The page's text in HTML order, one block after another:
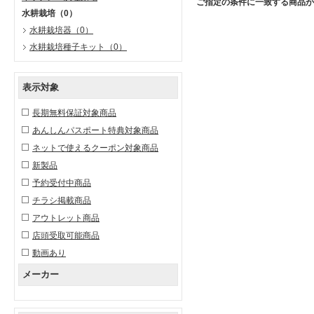
水耕栽培 （0）
水耕栽培器 （0）
水耕栽培種子キット
（0）
表示対象
長期無料保証対象商品
あんしんパスポート特典対象商品
ネットで使えるクーポン対象商品
新製品
予約受付中商品
チラシ掲載商品
アウトレット商品
店頭受取可能商品
動画あり
メーカー
ご指定の条件に一致する商品